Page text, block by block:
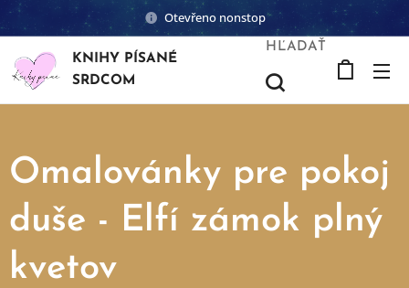
Otevřeno nonstop
KNIHY PÍSANÉ
SRDCOM
HĽADAŤ
Omalovánky pre pokoj
duše - Elfí zámok plný
kvetov